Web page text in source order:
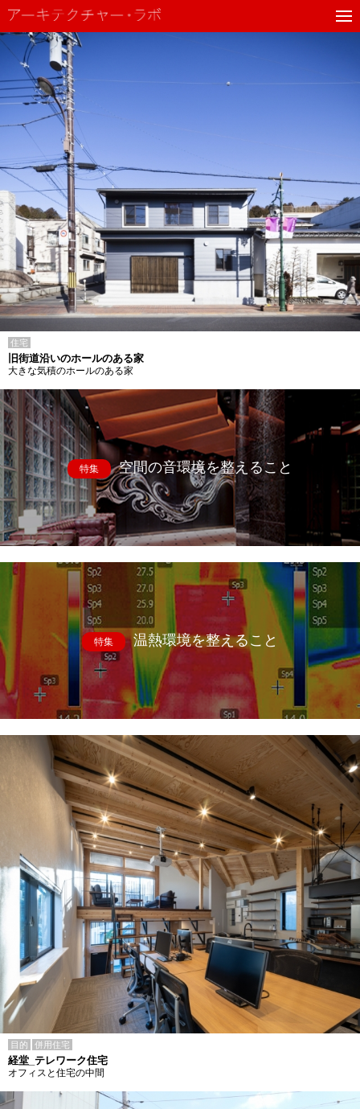
住宅
旧街道沿いのホールのある家
大きな気積のホールのある家
特集 空間の音環境を整えること
特集 温熱環境を整えること
目的 併用住宅
経堂_テレワーク住宅
オフィスと住宅の中間